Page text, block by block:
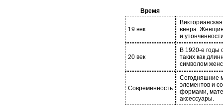
Время
19 век
веера.
и
20 век
В 1920-е годы
таких как
символом
Современность
Сегодняшние
элементов и
формами,
аксессуары.